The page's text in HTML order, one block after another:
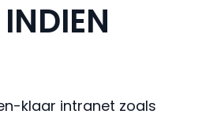
klaar intranet zoals